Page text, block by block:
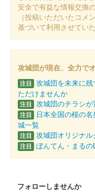
島原城 御城印
2024年12月21、22日に
400年ブースにて配布さ
隊のSNSをフォローする
島原城 御城印
販売終了
2024年12月21、22日に
安全で有益な情報交換
（投稿いただいたコメ
基づいて利用させてい
攻城団が現在、全力で
注目 攻城団を未来に
ただけませんか
注目 攻城団のチラシが
注目
日本全国の桜の
城一覧
注目 攻城団オリジナル
注目 ぼんてん・まる
フォローしませんか